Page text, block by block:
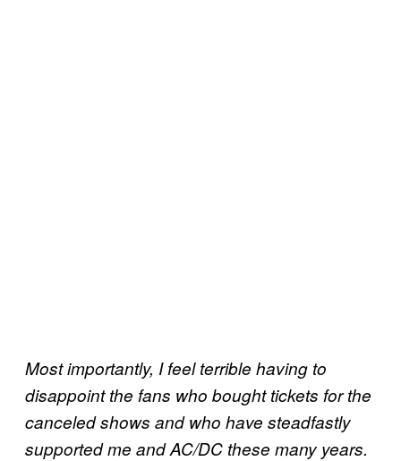
Most importantly, I feel terrible having to
disappoint the fans who bought tickets for the
canceled shows and who have steadfastly
supported me and AC/DC these many years.